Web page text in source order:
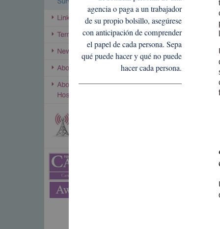
agencia o paga a un trabajador
de su propio bolsillo, asegúrese
con anticipación de comprender
el papel de cada persona. Sepa
qué puede hacer y qué no puede
hacer cada persona.